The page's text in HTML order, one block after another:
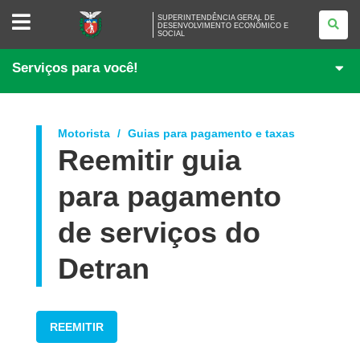
SUPERINTENDÊNCIA
DESENVOLVIMENTO
ECONÔMICO
E
SUPERINTENDÊNCIA GERAL DE
DESENVOLVIMENTO ECONÔMICO E
SOCIAL
Serviços para você!
Motorista Guias para pagamento e taxas
Reemitir guia
para pagamento
de serviços do
Detran
REEMITIR